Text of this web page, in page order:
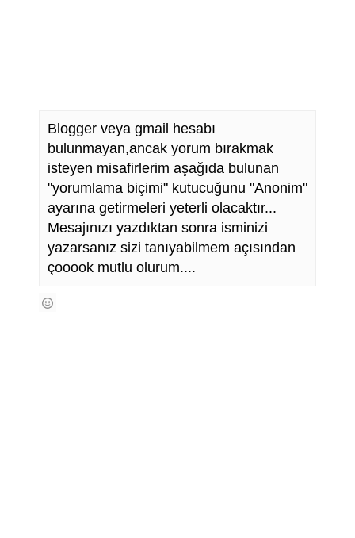
Blogger veya gmail hesabı
bulunmayan,ancak yorum bırakmak
isteyen misafirlerim aşağıda bulunan
"yorumlama biçimi" kutucuğunu "Anonim"
ayarına getirmeleri yeterli olacaktır...
Mesajınızı yazdıktan sonra isminizi
yazarsanız sizi tanıyabilmem açısından
çooook mutlu olurum....